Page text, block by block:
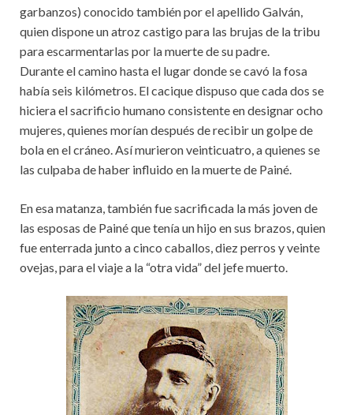
garbanzos) conocido también por el apellido Galván,
quien dispone un atroz castigo para las brujas de la tribu
para escarmentarlas por la muerte de su padre.
Durante el camino hasta el lugar donde se cavó la fosa
había seis kilómetros. El cacique dispuso que cada dos se
hiciera el sacrificio humano consistente en designar ocho
mujeres, quienes morían después de recibir un golpe de
bola en el cráneo. Así murieron veinticuatro, a quienes se
las culpaba de haber influido en la muerte de Painé.
En esa matanza, también fue sacrificada la más joven de
las esposas de Painé que tenía un hijo en sus brazos, quien
fue enterrada junto a cinco caballos, diez perros y veinte
ovejas, para el viaje a la “otra vida” del jefe muerto.